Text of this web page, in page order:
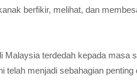
berfikir, melihat, dan
terdedah kepada masa
telah menjadi sebahagian penting